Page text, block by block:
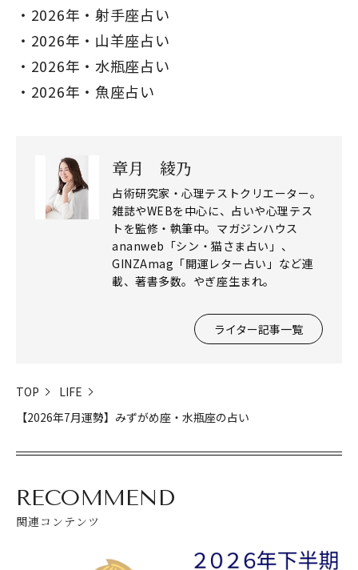
2026年・射手座占い
2026年・山羊座占い
2026年・水瓶座占い
2026年・魚座占い
章月 綾乃
占術研究家・心理テストクリエーター。
雑誌やWEBを中心に、占いや心理テス
トを監修・執筆中。マガジンハウス
ananweb「シン・猫さま占い」、
GINZAmag「開運レター占い」など連
載、著書多数。やぎ座生まれ。
ライター記事一覧
TOP
LIFE
【2026年7月運勢】みずがめ座・水瓶座の占い
RECOMMEND
関連コンテンツ